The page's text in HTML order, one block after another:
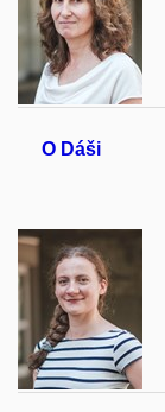
O Dáši